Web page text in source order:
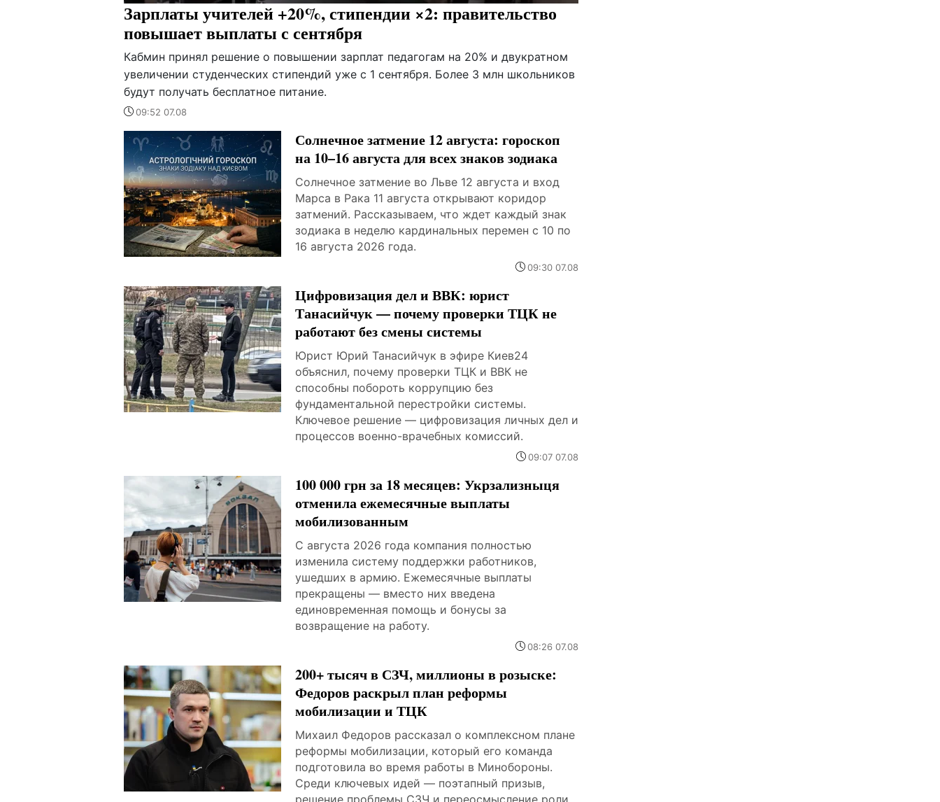
Зарплаты учителей +20%, стипендии ×2: правительство
повышает выплаты с сентября
Кабмин принял решение о повышении зарплат педагогам на 20% и двукратном
увеличении студенческих стипендий уже с 1 сентября. Более 3 млн школьников
будут получать бесплатное питание.
09:52 07.08
Солнечное затмение 12 августа: гороскоп
на 10–16 августа для всех знаков зодиака
Солнечное затмение во Льве 12 августа и вход
Марса в Рака 11 августа открывают коридор
затмений. Рассказываем, что ждет каждый знак
зодиака в неделю кардинальных перемен с 10 по
16 августа 2026 года.
09:30 07.08
Цифровизация дел и ВВК: юрист
Танасийчук — почему проверки ТЦК не
работают без смены системы
Юрист Юрий Танасийчук в эфире Киев24
объяснил, почему проверки ТЦК и ВВК не
способны побороть коррупцию без
фундаментальной перестройки системы.
Ключевое решение — цифровизация личных дел и
процессов военно-врачебных комиссий.
09:07 07.08
100 000 грн за 18 месяцев: Укрзализныця
отменила ежемесячные выплаты
мобилизованным
С августа 2026 года компания полностью
изменила систему поддержки работников,
ушедших в армию. Ежемесячные выплаты
прекращены — вместо них введена
единовременная помощь и бонусы за
возвращение на работу.
08:26 07.08
200+ тысяч в СЗЧ, миллионы в розыске:
Федоров раскрыл план реформы
мобилизации и ТЦК
Михаил Федоров рассказал о комплексном плане
реформы мобилизации, который его команда
подготовила во время работы в Минобороны.
Среди ключевых идей — поэтапный призыв,